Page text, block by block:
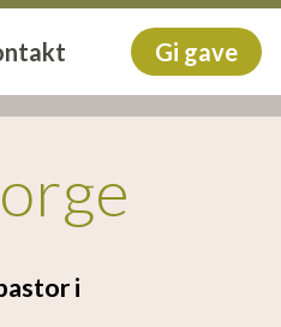
Gi gave
i